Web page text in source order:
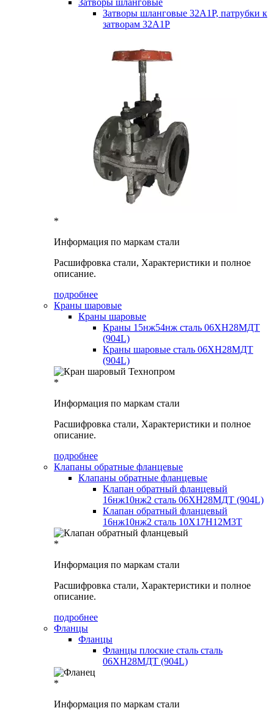
Затворы шланговые
Затворы шланговые 32А1Р, патрубки к
затворам 32А1Р
*
Информация по маркам стали
Расшифровка стали, Характеристики и полное
описание.
подробнее
Краны шаровые
Краны шаровые
Краны 15нж54нж сталь 06ХН28МДТ
(904L)
Краны шаровые сталь 06ХН28МДТ
(904L)
*
Информация по маркам стали
Расшифровка стали, Характеристики и полное
описание.
подробнее
Клапаны обратные фланцевые
Клапаны обратные фланцевые
Клапан обратный фланцевый
16нж10нж2 сталь 06ХН28МДТ (904L)
Клапан обратный фланцевый
16нж10нж2 сталь 10Х17Н12М3Т
*
Информация по маркам стали
Расшифровка стали, Характеристики и полное
описание.
подробнее
Фланцы
Фланцы
Фланцы плоские сталь сталь
06ХН28МДТ (904L)
*
Информация по маркам стали